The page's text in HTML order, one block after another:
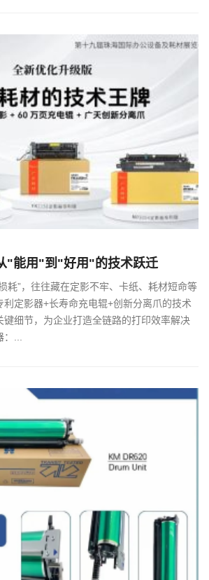
"能用"到"好用"的技术跃迁
耗”，往往藏在定影不牢、卡纸、耗材短命等
定影器+长寿命充电辊+创新分离爪的技术
键细节，为企业打造全链路的打印效率解决
...